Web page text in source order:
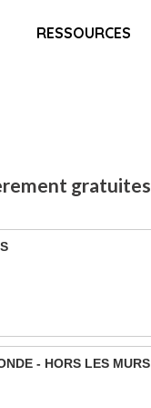
RESSOURCES
gratuites